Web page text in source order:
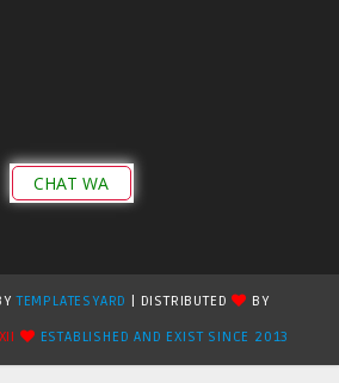
CHAT WA
TEMPLATESYARD | DISTRIBUTED
BY
ESTABLISHED AND EXIST SINCE 2013